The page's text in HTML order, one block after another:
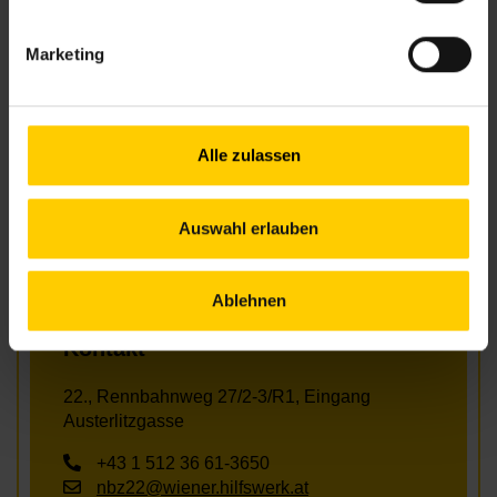
Marketing
Alle zulassen
Auswahl erlauben
Ablehnen
Nachbarschaftszentrum 22
NACHBARSCHAFTSZENTRUM 22
Kontakt
22., Rennbahnweg 27/2-3/R1, Eingang
Austerlitzgasse
+43 1 512 36 61-3650
nbz22@wiener.hilfswerk.at